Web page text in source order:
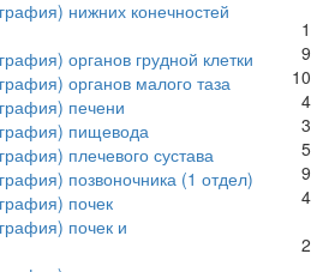
1
нижних конечностей
9
органов грудной клетки
10
органов малого таза
4
печени
3
пищевода
5
плечевого сустава
9
позвоночника (1 отдел)
4
почек
2
почек и